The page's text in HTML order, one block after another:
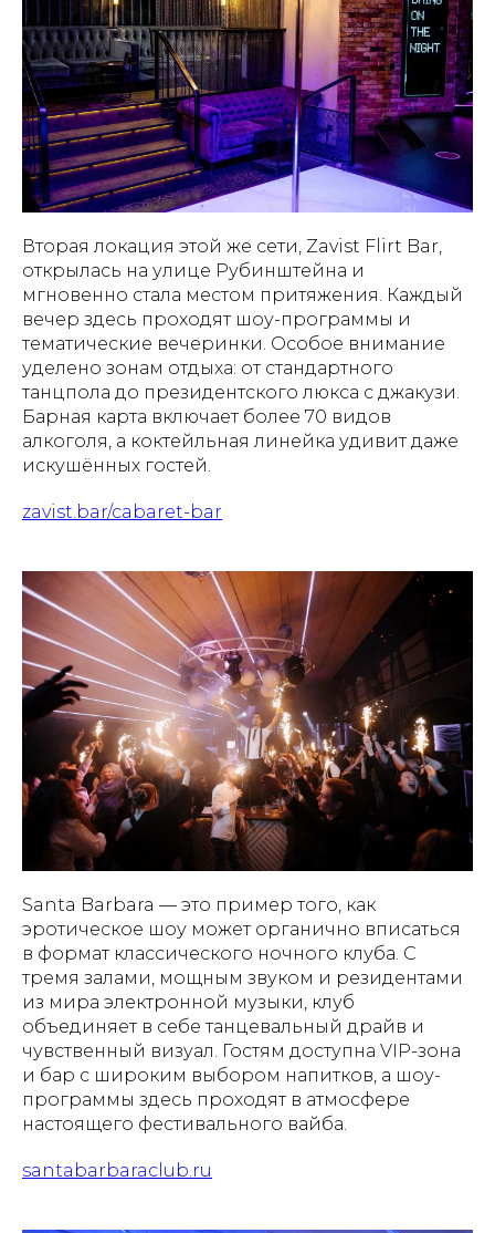
Вторая локация этой же сети, Zavist Flirt Bar,
открылась на улице Рубинштейна и
мгновенно стала местом притяжения. Каждый
вечер здесь проходят шоу-программы и
тематические вечеринки. Особое внимание
уделено зонам отдыха: от стандартного
танцпола до президентского люкса с джакузи.
Барная карта включает более 70 видов
алкоголя, а коктейльная линейка удивит даже
искушённых гостей.
zavist.bar/cabaret-bar
Santa Barbara — это пример того, как
эротическое шоу может органично вписаться
в формат классического ночного клуба. С
тремя залами, мощным звуком и резидентами
из мира электронной музыки, клуб
объединяет в себе танцевальный драйв и
чувственный визуал. Гостям доступна VIP-зона
и бар с широким выбором напитков, а шоу-
программы здесь проходят в атмосфере
настоящего фестивального вайба.
santabarbaraclub.ru